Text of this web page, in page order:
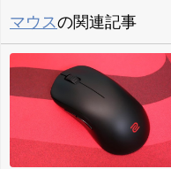
マウスの関連記事